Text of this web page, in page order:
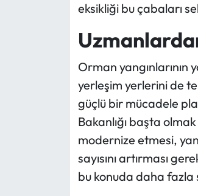
eksikliği bu çabaları
Orman yangınlarının
yerleşim yerlerini de
güçlü bir mücadele
Bakanlığı başta
modernize etmesi,
sayısını artırması
bu konuda daha fazla